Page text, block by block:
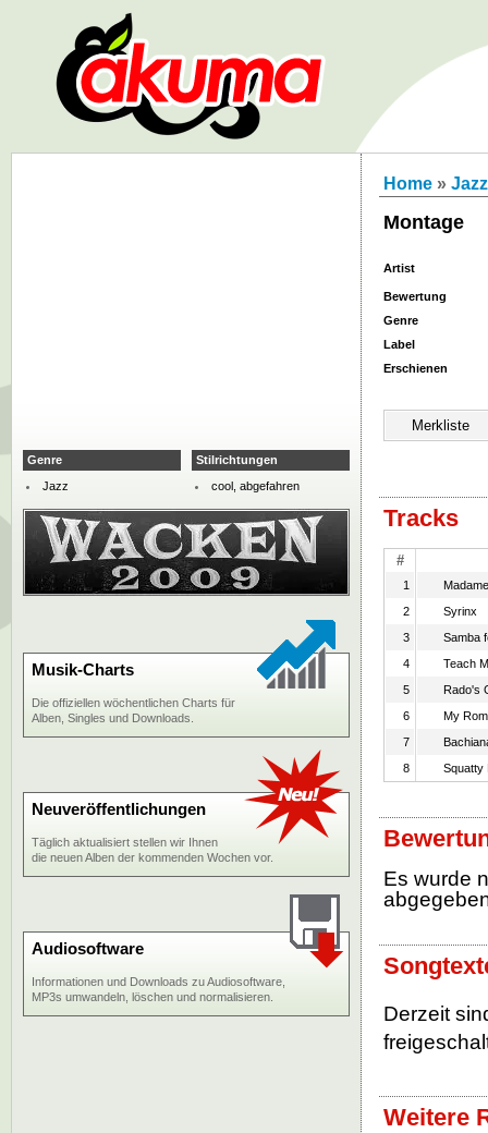
Home » Jazz
Montage
Artist
Bewertung
Genre
Label
Erschienen
Tracks
#
1
2
Syrinx
3
Samba
4
Teach
5
Rado's
6
My
7
8
Squatty
Es wurde
Derzeit
Weitere
Genre
Jazz
Stilrichtungen
cool, abgefahren
Musik-Charts
Die offiziellen wöchentlichen Charts für
Alben, Singles und Downloads.
Neuveröffentlichungen
Täglich aktualisiert stellen wir Ihnen
die neuen Alben der kommenden Wochen vor.
Audiosoftware
Informationen und Downloads zu Audiosoftware,
MP3s umwandeln, löschen und normalisieren.